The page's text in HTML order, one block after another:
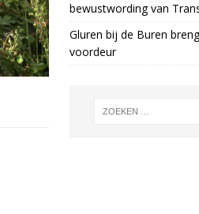
bewustwording van
Gluren bij de Buren
voordeur